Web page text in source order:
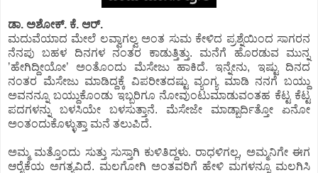
ಡಾ. ಅಶೋಕ್.‌ ಕೆ. ಆರ್.‌
ಮದುವೆಯಾದ ಮೇಲೆ ಲವ್ವಾಗಲ್ವ ಅಂತ ಸುಮ ಕೇಳಿದ ಪ್ರಶ್ನೆಯಿಂದ ಸಾಗರನ
ನೆನಪು ಬಹಳ ದಿನಗಳ ನಂತರ ಕಾಡುತ್ತಿತ್ತು. ಮನೆಗೆ ಹೊರಡುವ ಮುನ್ನ
ʼಹೇಗಿದ್ದೀಯೋʼ ಅಂತೊಂದು ಮೆಸೇಜು ಹಾಕಿದೆ. ಇನ್ನೇನು, ಇಷ್ಟು ದಿನದ
ನಂತರ ಮೆಸೇಜು ಮಾಡಿದ್ದಕ್ಕೆ ವಿಪರೀತದಷ್ಟು ವ್ಯಂಗ್ಯ ಮಾಡಿ ನನಗೆ ಬಯ್ದು
ಅವನನ್ನೂ ಬಯ್ದುಕೊಂಡು ಇಬ್ಬರಿಗೂ ನೋವುಂಟುಮಾಡುವಂತಹ ಕೆಟ್ಟ ಕೆಟ್ಟ
ಪದಗಳನ್ನು ಬಳಸಿಯೇ ಬಳಸುತ್ತಾನೆ. ಮೆಸೇಜೇ ಮಾಡ್ಬಾರ್ದಿತ್ತೋ ಏನೋ
ಅಂತಂದುಕೊಳ್ಳುತ್ತಾ ಮನೆ ತಲುಪಿದೆ.
ಅಮ್ಮ ಮತ್ತೊಂದು ಸುತ್ತು ಸುಸ್ತಾಗಿ ಕುಳಿತಿದ್ದಳು. ರಾಧಳಿಗಲ್ಲ, ಅಮ್ಮನಿಗೇ ಈಗ
ಆರೈಕೆಯ ಅಗತ್ಯವಿದೆ. ಮಲಗೋಗಿ ಅಂತವರಿಗೆ ಹೇಳಿ ಮಗಳನ್ನೂ ಮಲಗಿಸಿ